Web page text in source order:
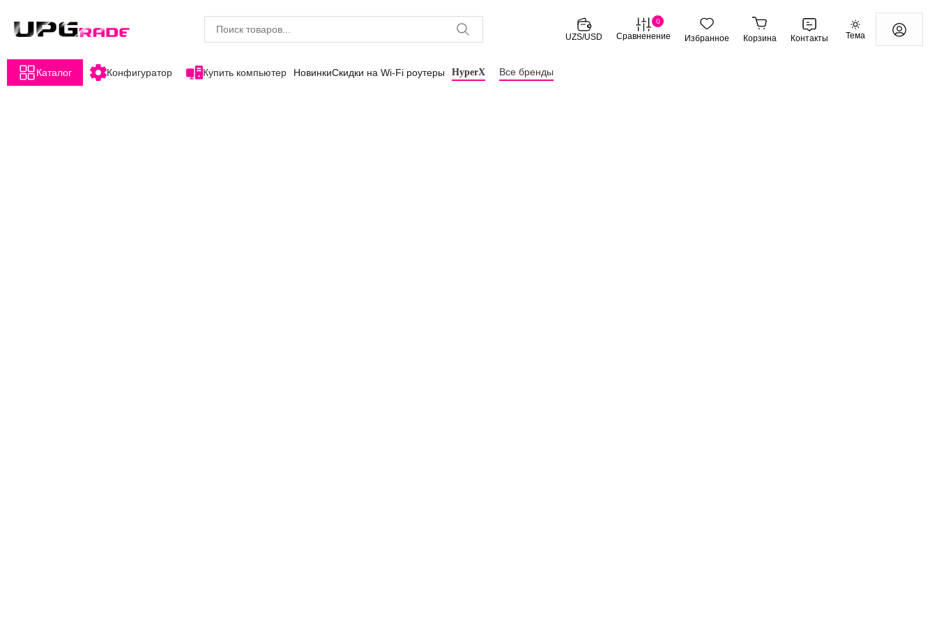
UZS/USD
0
Сравненение Избранное Корзина Контакты Тема
Каталог Конфигуратор Купить компьютер НовинкиСкидки на Wi-Fi роутеры HyperX Все бренды